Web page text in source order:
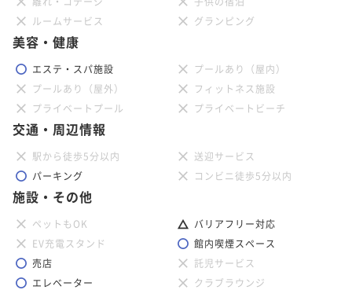
ルームサービス
グランピング
美容・健康
エステ・スパ施設
プールあり（屋内）
プールあり（屋外）
フィットネス施設
プライベートプール
プライベートビーチ
交通・周辺情報
駅から徒歩5分以内
送迎サービス
パーキング
コンビニ徒歩5分以内
施設・その他
ペットもOK
バリアフリー対応
EV充電スタンド
館内喫煙スペース
売店
託児サービス
エレベーター
クラブラウンジ